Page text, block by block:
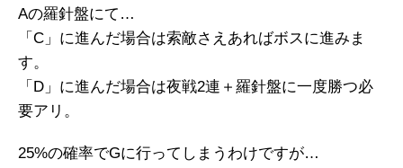
Aの羅針盤にて…
「C」に進んだ場合は索敵さえあればボスに進みま
す。
「D」に進んだ場合は夜戦2連＋羅針盤に一度勝つ必
要アリ。
25%の確率でGに行ってしまうわけですが…